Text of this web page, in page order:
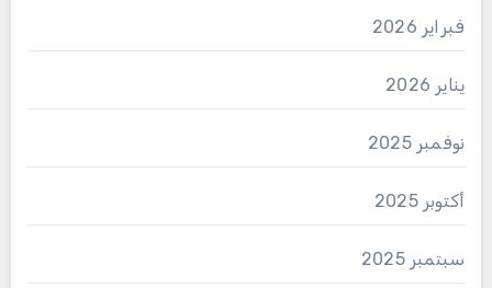
فبراير 2026
يناير 2026
نوفمبر 2025
أكتوبر 2025
سبتمبر 2025